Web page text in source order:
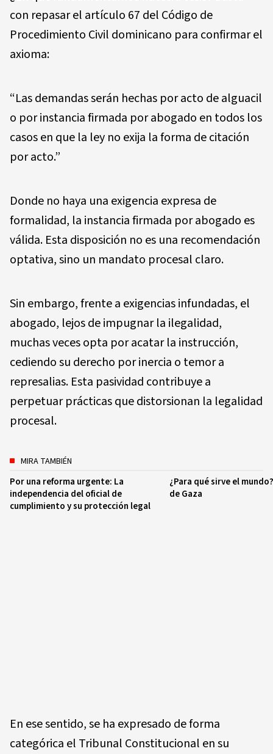
con repasar el artículo 67 del Código de
Procedimiento Civil dominicano para confirmar el
axioma:
“Las demandas serán hechas por acto de alguacil
o por instancia firmada por abogado en todos los
casos en que la ley no exija la forma de citación
por acto.”
Donde no haya una exigencia expresa de
formalidad, la instancia firmada por abogado es
válida. Esta disposición no es una recomendación
optativa, sino un mandato procesal claro.
Sin embargo, frente a exigencias infundadas, el
abogado, lejos de impugnar la ilegalidad,
muchas veces opta por acatar la instrucción,
cediendo su derecho por inercia o temor a
represalias. Esta pasividad contribuye a
perpetuar prácticas que distorsionan la legalidad
procesal.
MIRA TAMBIÉN
Por una reforma urgente: La
independencia del oficial de
cumplimiento y su protección legal
¿Para qué sirve el
de Gaza
En ese sentido, se ha expresado de forma
categórica el Tribunal Constitucional en su